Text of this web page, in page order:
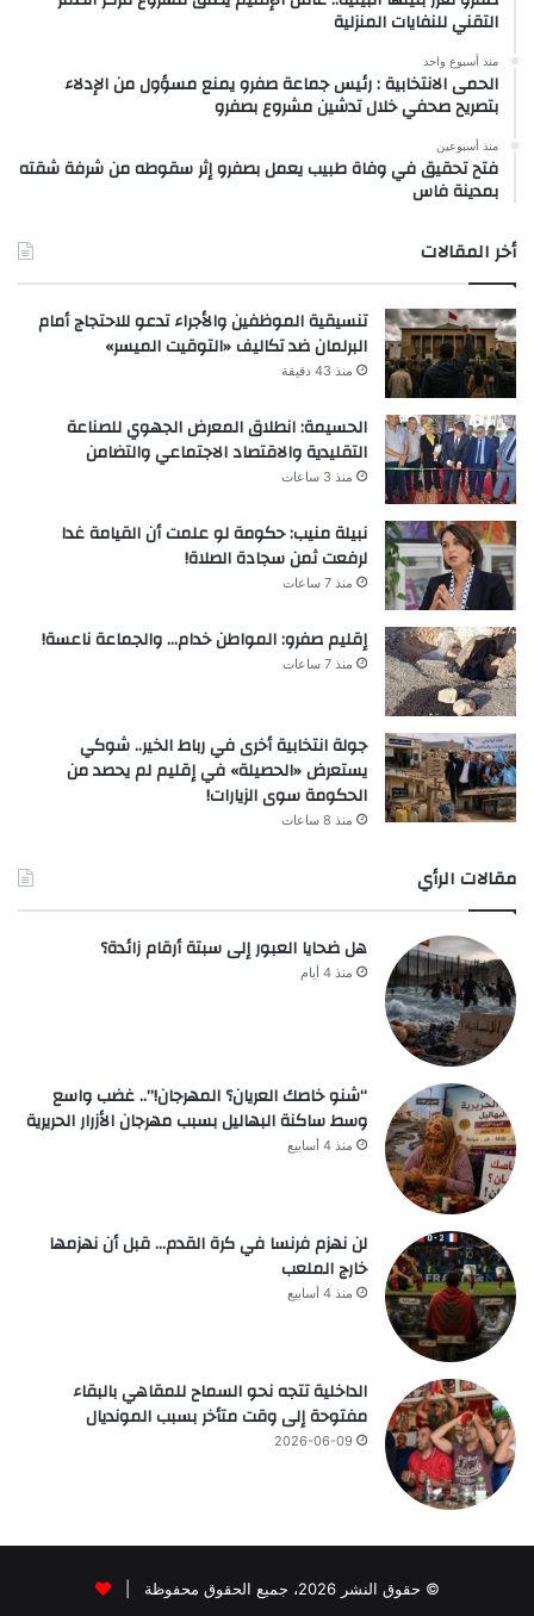
التقني للنفايات المنزلية
منذ أسبوع واحد
الحمى الانتخابية : رئيس جماعة صفرو يمنع مسؤول من الإدلاء
بتصريح صحفي خلال تدشين مشروع بصفرو
منذ أسبوعين
فتح تحقيق في وفاة طبيب يعمل بصفرو إثر سقوطه من شرفة شقته
بمدينة فاس
أخر المقالات
تنسيقية الموظفين والأجراء تدعو للاحتجاج أمام
البرلمان ضد تكاليف «التوقيت الميسر»
منذ 43 دقيقة
الحسيمة: انطلاق المعرض الجهوي للصناعة
التقليدية والاقتصاد الاجتماعي والتضامن
منذ 3 ساعات
نبيلة منيب: حكومة لو علمت أن القيامة غدا
لرفعت ثمن سجادة الصلاة!
منذ 7 ساعات
إقليم صفرو: المواطن خدام… والجماعة ناعسة!
منذ 7 ساعات
جولة انتخابية أخرى في رباط الخير.. شوكي
يستعرض «الحصيلة» في إقليم لم يحصد من
الحكومة سوى الزيارات!
منذ 8 ساعات
مقالات الرأي
هل ضحايا العبور إلى سبتة أرقام زائدة؟
منذ 4 أيام
“شنو خاصك العريان؟ المهرجان!”.. غضب واسع
وسط ساكنة البهاليل بسبب مهرجان الأزرار الحريرية
منذ 4 أسابيع
لن نهزم فرنسا في كرة القدم… قبل أن نهزمها
خارج الملعب
منذ 4 أسابيع
الداخلية تتجه نحو السماح للمقاهي بالبقاء
مفتوحة إلى وقت متأخر بسبب المونديال
2026-06-09
© حقوق النشر 2026، جميع الحقوق محفوظة |